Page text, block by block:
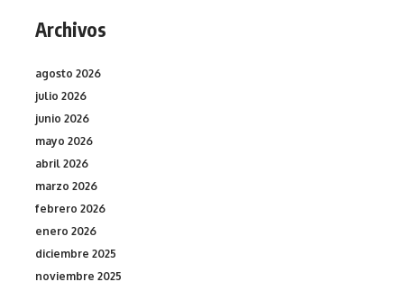
Archivos
agosto 2026
julio 2026
junio 2026
mayo 2026
abril 2026
marzo 2026
febrero 2026
enero 2026
diciembre 2025
noviembre 2025